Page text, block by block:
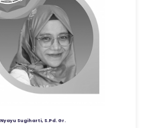
Nyayu Sugiharti, S.Pd. Gr.